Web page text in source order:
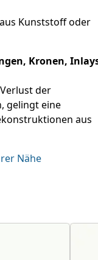
Kunststoff oder
Kronen,
der
gelingt eine
aus
Nähe